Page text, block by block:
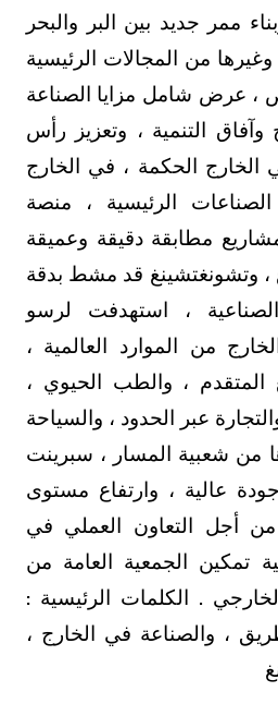
ممر جديد بين البر والبحر
من المجالات الرئيسية
، عرض شامل مزايا الصناعة
وآفاق التنمية ، وتعزيز رأس
الخارج الحكمة ، في الخارج
الصناعات الرئيسية ، منصة
مطابقة دقيقة وعميقة
، وتشونغتشينغ قد مشط بدقة
، استهدفت لرسو
من الموارد العالمية ،
المتقدم ، والطب الحيوي ،
عبر الحدود ، والسياحة
من شعبية المسار ، سبرينت
عالية ، وارتفاع مستوى
من أجل التعاون العملي في
تمكين الجمعية العامة من
. الكلمات الرئيسية :
، والصناعة في الخارج ،